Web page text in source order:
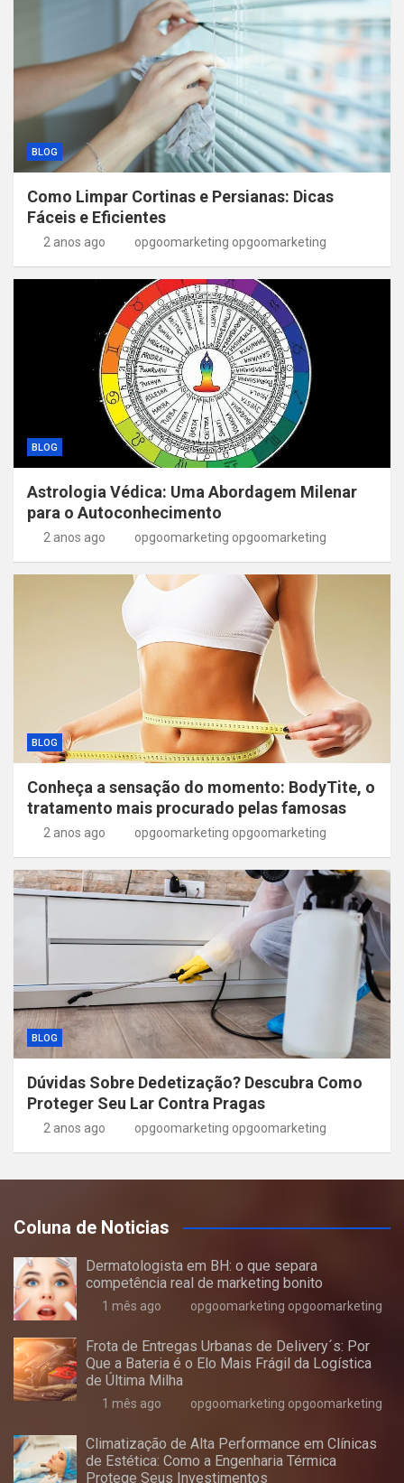
BLOG
Como Limpar Cortinas e Persianas: Dicas
Fáceis e Eficientes
2 anos ago opgoomarketing opgoomarketing
BLOG
Astrologia Védica: Uma Abordagem Milenar
para o Autoconhecimento
2 anos ago opgoomarketing opgoomarketing
BLOG
Conheça a sensação do momento: BodyTite, o
tratamento mais procurado pelas famosas
2 anos ago opgoomarketing opgoomarketing
BLOG
Dúvidas Sobre Dedetização? Descubra Como
Proteger Seu Lar Contra Pragas
2 anos ago opgoomarketing opgoomarketing
Coluna de Noticias
Dermatologista em BH: o que separa
competência real de marketing bonito
1 mês ago opgoomarketing opgoomarketing
Frota de Entregas Urbanas de Delivery´s: Por
Que a Bateria é o Elo Mais Frágil da Logística
de Última Milha
1 mês ago opgoomarketing opgoomarketing
Climatização de Alta Performance em Clínicas
de Estética: Como a Engenharia Térmica
Protege Seus Investimentos